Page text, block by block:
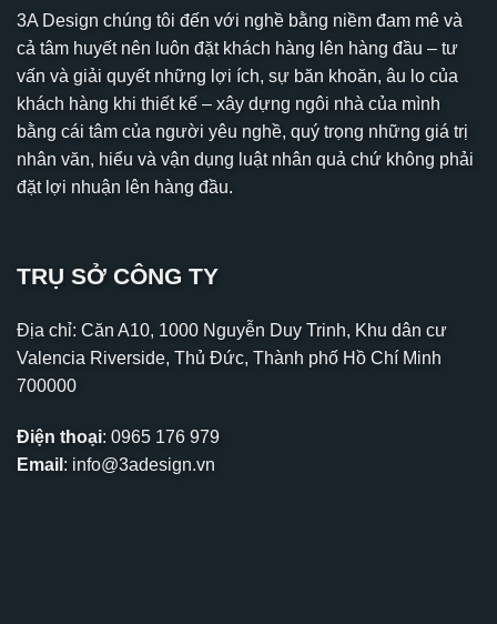
3A Design chúng tôi đến với nghề bằng niềm đam mê và
cả tâm huyết nên luôn đặt khách hàng lên hàng đầu – tư
vấn và giải quyết những lợi ích, sự băn khoăn, âu lo của
khách hàng khi thiết kế – xây dựng ngôi nhà của mình
bằng cái tâm của người yêu nghề, quý trọng những giá trị
nhân văn, hiểu và vận dụng luật nhân quả chứ không phải
đặt lợi nhuận lên hàng đầu.
TRỤ SỞ CÔNG TY
Địa chỉ: Căn A10, 1000 Nguyễn Duy Trinh, Khu dân cư
Valencia Riverside, Thủ Đức, Thành phố Hồ Chí Minh
700000
Điện thoại: 0965 176 979
Email : info@3adesign.vn